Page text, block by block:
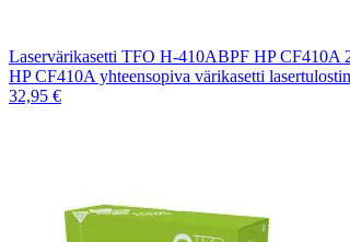
Laservärikasetti TFO H-410ABPF HP CF410A
HP CF410A yhteensopiva värikasetti
32,95 €